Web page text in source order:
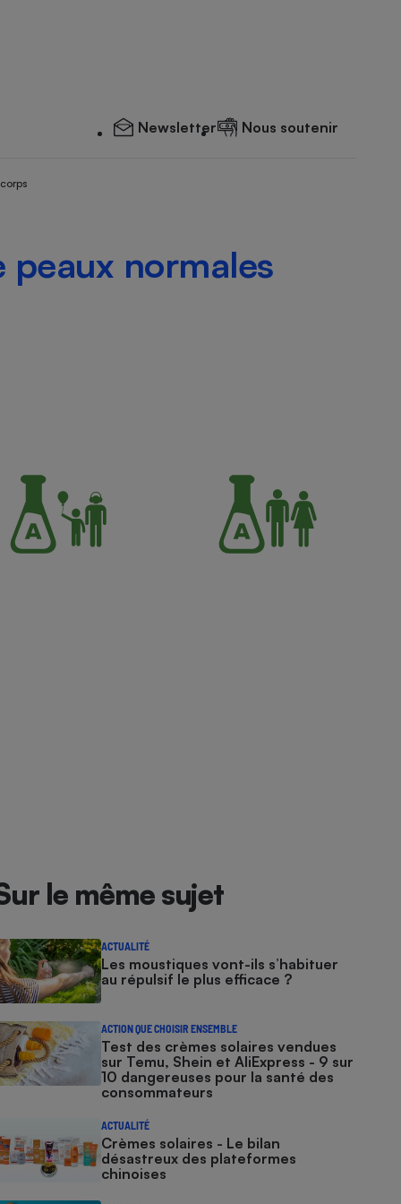
Newsletter Nous soutenir
peaux normales
le même sujet
ACTUALITÉ
Les moustiques vont-ils s’habituer
au répulsif le plus efficace ?
ACTION QUE CHOISIR ENSEMBLE
Test des crèmes solaires vendues
sur Temu, Shein et AliExpress - 9 sur
10 dangereuses pour la santé des
consommateurs
ACTUALITÉ
Crèmes solaires - Le bilan
désastreux des plateformes
chinoises